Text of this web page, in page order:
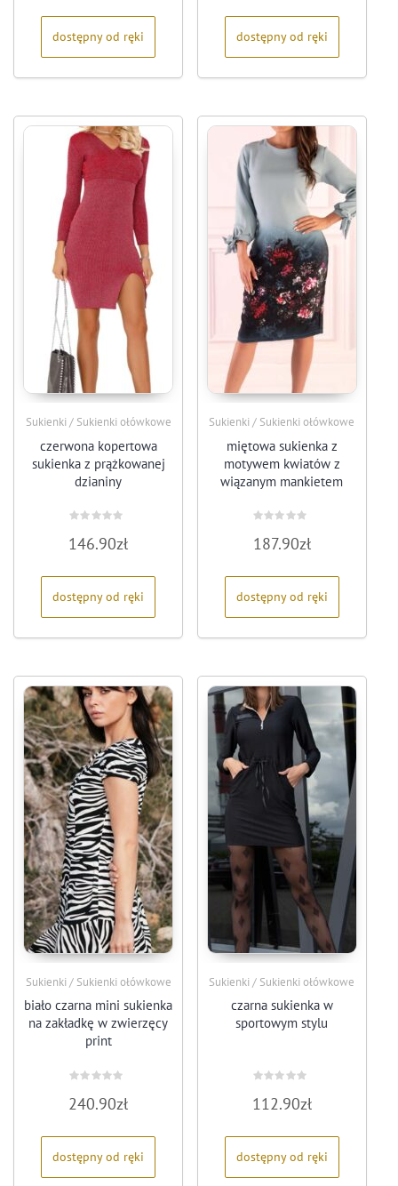
dostępny od ręki dostępny od ręki
Sukienki / Sukienki ołówkowe
czerwona kopertowa
sukienka z prążkowanej
dzianiny
0
na
146.90zł
dostępny od ręki
Sukienki / Sukienki ołówkowe
miętowa sukienka z
motywem kwiatów z
wiązanym mankietem
0
na
187.90zł
dostępny od ręki
Sukienki / Sukienki ołówkowe
biało czarna mini sukienka
na zakładkę w zwierzęcy
print
0
na
240.90zł
dostępny od ręki
Sukienki / Sukienki ołówkowe
czarna sukienka w
sportowym stylu
0
na
112.90zł
dostępny od ręki